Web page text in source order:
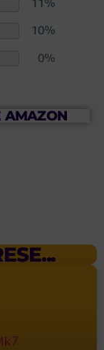
AMAZON